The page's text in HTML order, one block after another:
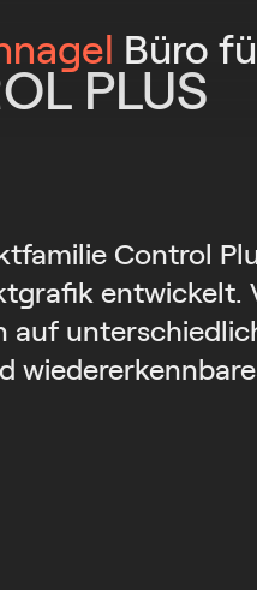
Büro
PLUS
Control
entwickelt.
auf